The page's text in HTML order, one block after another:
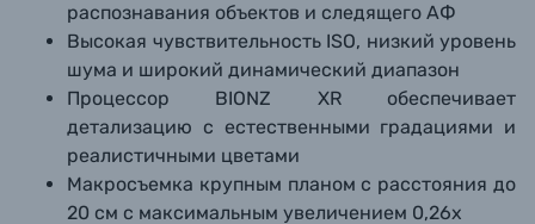
распознавания объектов и следящего АФ
Высокая чувствительность ISO, низкий уровень
шума и широкий динамический диапазон
Процессор BIONZ XR обеспечивает
детализацию с естественными градациями и
реалистичными цветами
Макросъемка крупным планом с расстояния до
20 см с максимальным увеличением 0,26x